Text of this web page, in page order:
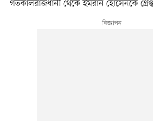
গতকালরাজধানী থেকে ইমরান হোসেনকে